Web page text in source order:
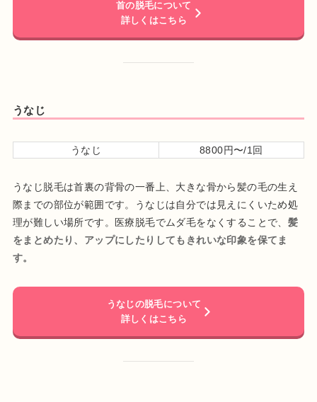
首の脱毛について
詳しくはこちら
うなじ
うなじ 8800円〜/1回
うなじ脱毛は首裏の背骨の一番上、大きな骨から髪の毛の生え
際までの部位が範囲です。うなじは自分では見えにくいため処
理が難しい場所です。医療脱毛でムダ毛をなくすることで、 髪
をまとめたり、アップにしたりしてもきれいな印象を保てま
す。
うなじの脱毛について
詳しくはこちら